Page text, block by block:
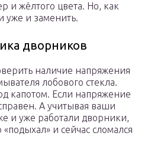
и жёлтого цвета. Но, как
уже и заменить.
дворников
наличие напряжения
лобового стекла.
капотом. Если напряжение
А учитывая ваши
и уже работали дворники,
и сейчас сломался